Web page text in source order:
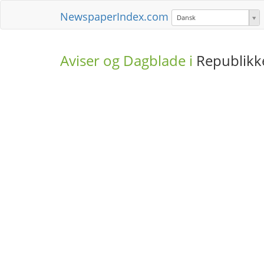
NewspaperIndex.com Dansk
Aviser og Dagblade i